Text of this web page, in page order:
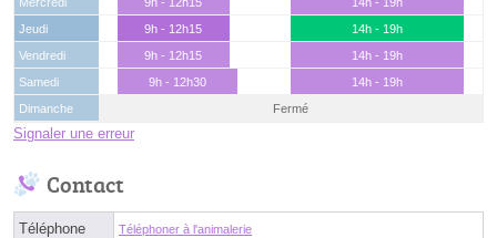
Jeudi
9h - 12h15
14h - 19h
Vendredi
9h - 12h15
14h - 19h
Samedi
9h - 12h30
14h - 19h
Dimanche
Fermé
Signaler une erreur
Contact
Téléphone Téléphoner à l'animalerie